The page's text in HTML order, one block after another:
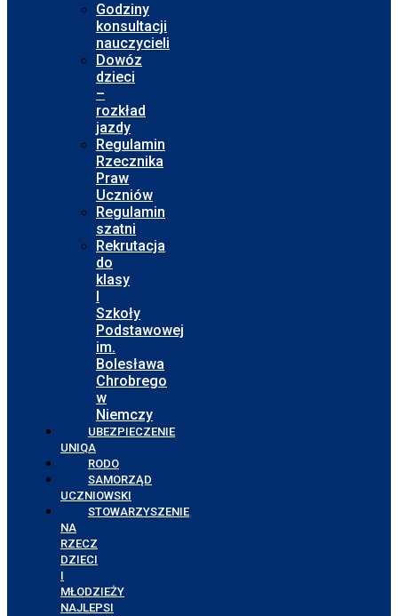
Godziny
konsultacji
nauczycieli
Dowóz
dzieci
–
rozkład
jazdy
Regulamin
Rzecznika
Praw
Uczniów
Regulamin
szatni
Rekrutacja
do
klasy
I
Szkoły
Podstawowej
im.
Bolesława
Chrobrego
w
Niemczy
UBEZPIECZENIE
UNIQA
RODO
SAMORZĄD
UCZNIOWSKI
STOWARZYSZENIE
NA
RZECZ
DZIECI
I
MŁODZIEŻY
NAJLEPSI